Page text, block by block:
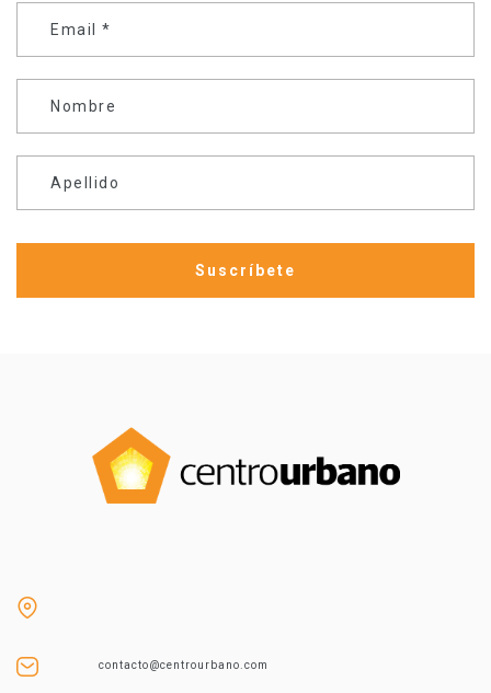
Email *
Nombre
Apellido
contacto@centrourbano.com